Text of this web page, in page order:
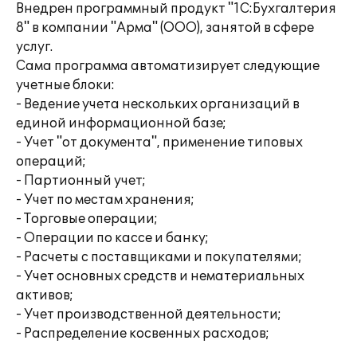
Внедрен программный продукт "1С:Бухгалтерия
8" в компании "Арма" (ООО), занятой в сфере
услуг.
Сама программа автоматизирует следующие
учетные блоки:
- Ведение учета нескольких организаций в
единой информационной базе;
- Учет "от документа", применение типовых
операций;
- Партионный учет;
- Учет по местам хранения;
- Торговые операции;
- Операции по кассе и банку;
- Расчеты с поставщиками и покупателями;
- Учет основных средств и нематериальных
активов;
- Учет производственной деятельности;
- Распределение косвенных расходов;